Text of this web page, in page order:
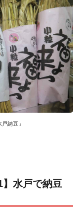
納豆」
】水戸で納豆